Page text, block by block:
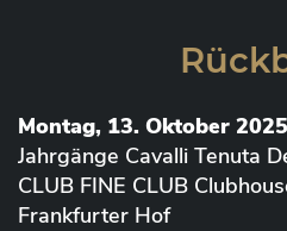
Montag, 13. Oktober
Jahrgänge Cavalli Tenuta
CLUB FINE CLUB
Frankfurter Hof